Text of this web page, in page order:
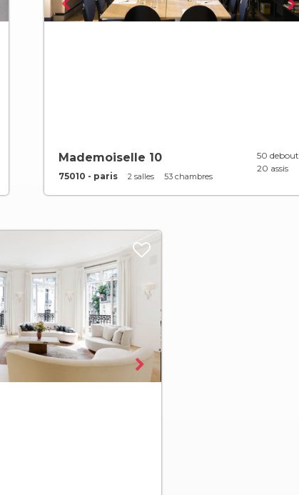
Mademoiselle 10
75010 - paris 2 salles 53 chambres
50 debout
20 assis